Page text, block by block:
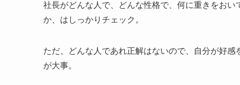
社長がどんな人で、どんな性格で、何に重きをお
か、はしっかりチェック。
ただ、どんな人であれ正解はないので、自分が好
が大事。